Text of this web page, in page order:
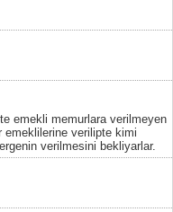
emekli memurlara verilmeyen
emeklilerine verilipte kimi
verilmesini bekliyarlar.